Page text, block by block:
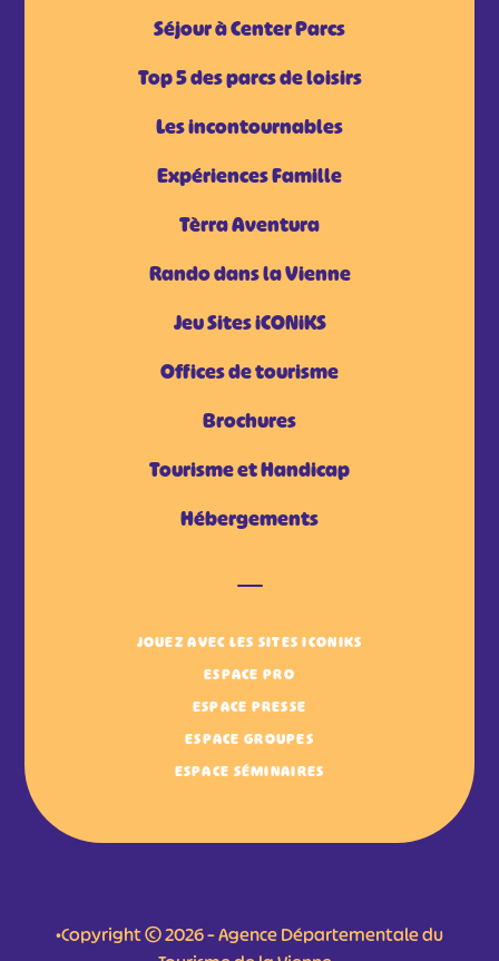
Séjour à Center Parcs
Top 5 des parcs de loisirs
Les incontournables
Expériences Famille
Tèrra Aventura
Rando dans la Vienne
Jeu Sites iCONiKS
Offices de tourisme
Brochures
Tourisme et Handicap
Hébergements
JOUEZ AVEC LES SITES ICONIKS
ESPACE PRO
ESPACE PRESSE
ESPACE GROUPES
ESPACE SÉMINAIRES
•Copyright © 2026 – Agence Départementale du